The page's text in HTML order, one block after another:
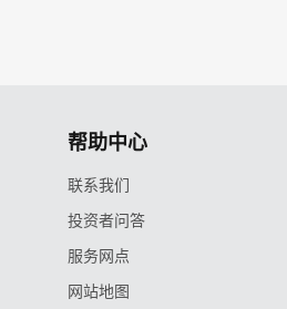
帮助中心
联系我们
投资者问答
服务网点
网站地图